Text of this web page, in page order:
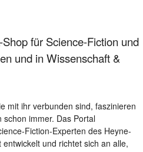
für Science-Fiction und
und in Wissenschaft &
mit ihr verbunden sind, faszinieren
immer. Das Portal
Fiction-Experten des Heyne-
und richtet sich an alle,